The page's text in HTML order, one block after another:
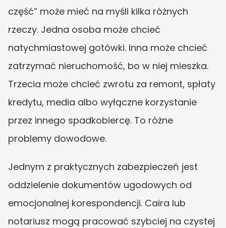
część” może mieć na myśli kilka różnych
rzeczy. Jedna osoba może chcieć
natychmiastowej gotówki. Inna może chcieć
zatrzymać nieruchomość, bo w niej mieszka.
Trzecia może chcieć zwrotu za remont, spłaty
kredytu, media albo wyłączne korzystanie
przez innego spadkobiercę. To różne
problemy dowodowe.
Jednym z praktycznych zabezpieczeń jest
oddzielenie dokumentów ugodowych od
emocjonalnej korespondencji. Caira lub
notariusz mogą pracować szybciej na czystej